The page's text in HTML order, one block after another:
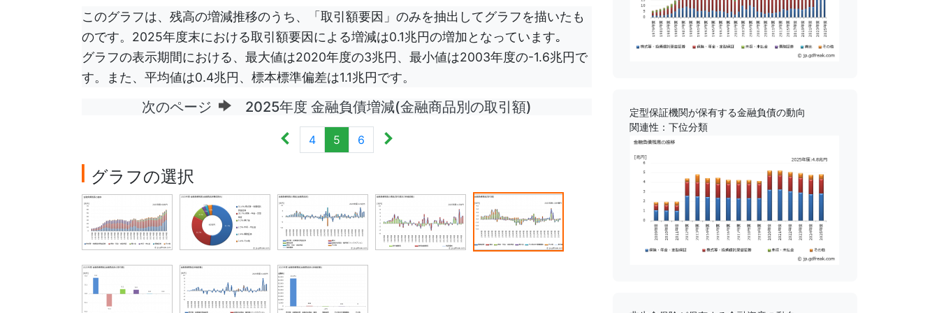
このグラフは、残高の増減推移のうち、「取引額要因」のみを抽出してグラフを描いたも
のです。2025年度末における取引額要因による増減は0.1兆円の増加となっています｡
グラフの表示期間における、最大値は2020年度の3兆円、最小値は2003年度の-1.6兆円で
す。また、平均値は0.4兆円、標本標準偏差は1.1兆円です。
次のページ 2025年度 金融負債増減(金融商品別の取引額)
4 5 6
グラフの選択
定型保証機関が保有する金融負債の動向
関連性：下位分類